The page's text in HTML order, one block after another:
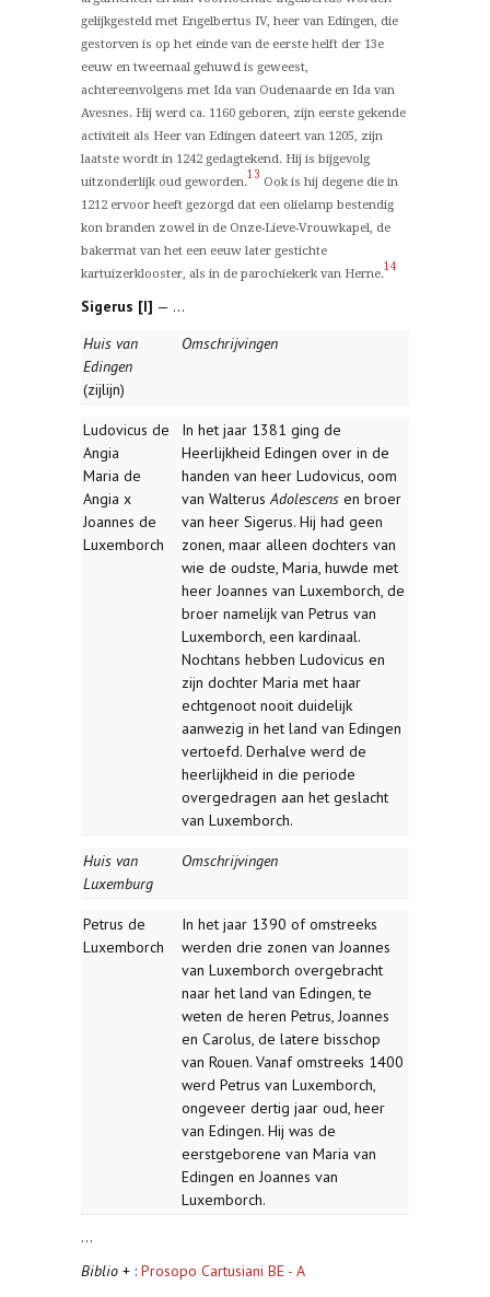
gelijkgesteld met Engelbertus IV, heer van Edingen, die
gestorven is op het einde van de eerste helft der 13e
eeuw en tweemaal gehuwd is geweest,
achtereenvolgens met Ida van Oudenaarde en Ida van
Avesnes. Hij werd ca. 1160 geboren, zijn eerste gekende
activiteit als Heer van Edingen dateert van 1205, zijn
laatste wordt in 1242 gedagtekend. Hij is bijgevolg
uitzonderlijk oud geworden.
13
Ook is hij degene die in
1212 ervoor heeft gezorgd dat een olielamp bestendig
kon branden zowel in de Onze-Lieve-Vrouwkapel, de
bakermat van het een eeuw later gestichte
kartuizerklooster, als in de parochiekerk van Herne.
14
Sigerus [I] — ...
Huis van
Edingen
(zijlijn)
Omschrijvingen
Ludovicus de
Angia
Maria de
Angia x
Joannes de
Luxemborch
In het jaar 1381 ging de
Heerlijkheid Edingen over in de
handen van heer Ludovicus, oom
van WalterusAdolescens en broer
van heer Sigerus. Hij had geen
zonen, maar alleen dochters van
wie de oudste, Maria, huwde met
heer Joannes van Luxemborch, de
broer namelijk van Petrus van
Luxemborch, een kardinaal.
Nochtans hebben Ludovicus en
zijn dochter Maria met haar
echtgenoot nooit duidelijk
aanwezig in het land van Edingen
vertoefd. Derhalve werd de
heerlijkheid in die periode
overgedragen aan het geslacht
van Luxemborch.
Huis van
Luxemburg
Omschrijvingen
Petrus de
Luxemborch
In het jaar 1390 of omstreeks
werden drie zonen van Joannes
van Luxemborch overgebracht
naar het land van Edingen, te
weten de heren Petrus, Joannes
en Carolus, de latere bisschop
van Rouen. Vanaf omstreeks 1400
werd Petrus van Luxemborch,
ongeveer dertig jaar oud, heer
van Edingen. Hij was de
eerstgeborene van Maria van
Edingen en Joannes van
Luxemborch.
...
Biblio + : Prosopo Cartusiani BE - A